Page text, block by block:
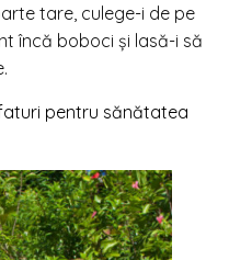
tare, culege-i de pe
încă boboci şi lasă-i să
pentru sănătatea